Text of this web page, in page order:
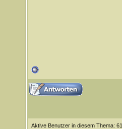
Aktive Benutzer in diesem Thema: 61